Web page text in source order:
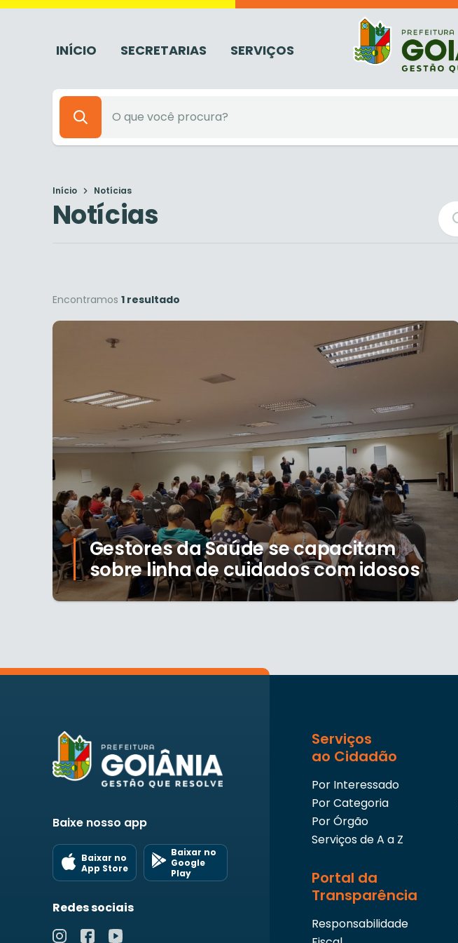
INÍCIO SECRETARIAS SERVIÇOS
Início Notícias
Notícias
Encontramos 1 resultado
Gestores da Saúde se capacitam
sobre linha de cuidados com idosos
Baixe nosso app
Baixar no
App Store
Baixar no
Google
Play
Redes sociais
Serviços
ao Cidadão
Por Interessado
Por Categoria
Por Órgão
Serviços de A a Z
Portal da
Transparência
Responsabilidade